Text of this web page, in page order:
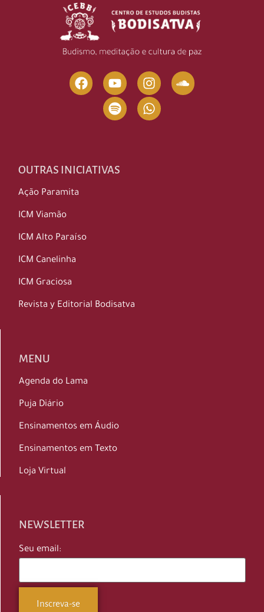
OUTRAS INICIATIVAS
Ação Paramita
ICM Viamão
ICM Alto Paraíso
ICM Canelinha
ICM Graciosa
Revista y Editorial Bodisatva
MENU
Agenda do Lama
Puja Diário
Ensinamentos em Áudio
Ensinamentos em Texto
Loja Virtual
NEWSLETTER
Seu email: